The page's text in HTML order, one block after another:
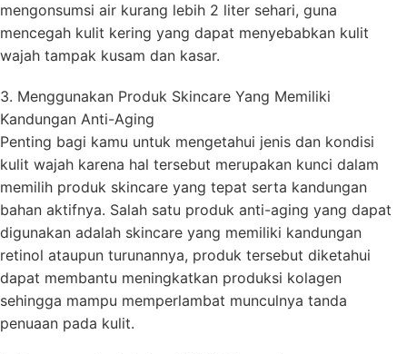
mengonsumsi air kurang lebih 2 liter sehari, guna
mencegah kulit kering yang dapat menyebabkan kulit
wajah tampak kusam dan kasar.
3. Menggunakan Produk Skincare Yang Memiliki
Kandungan Anti-Aging
Penting bagi kamu untuk mengetahui jenis dan kondisi
kulit wajah karena hal tersebut merupakan kunci dalam
memilih produk skincare yang tepat serta kandungan
bahan aktifnya. Salah satu produk anti-aging yang dapat
digunakan adalah skincare yang memiliki kandungan
retinol ataupun turunannya, produk tersebut diketahui
dapat membantu meningkatkan produksi kolagen
sehingga mampu memperlambat munculnya tanda
penuaan pada kulit.